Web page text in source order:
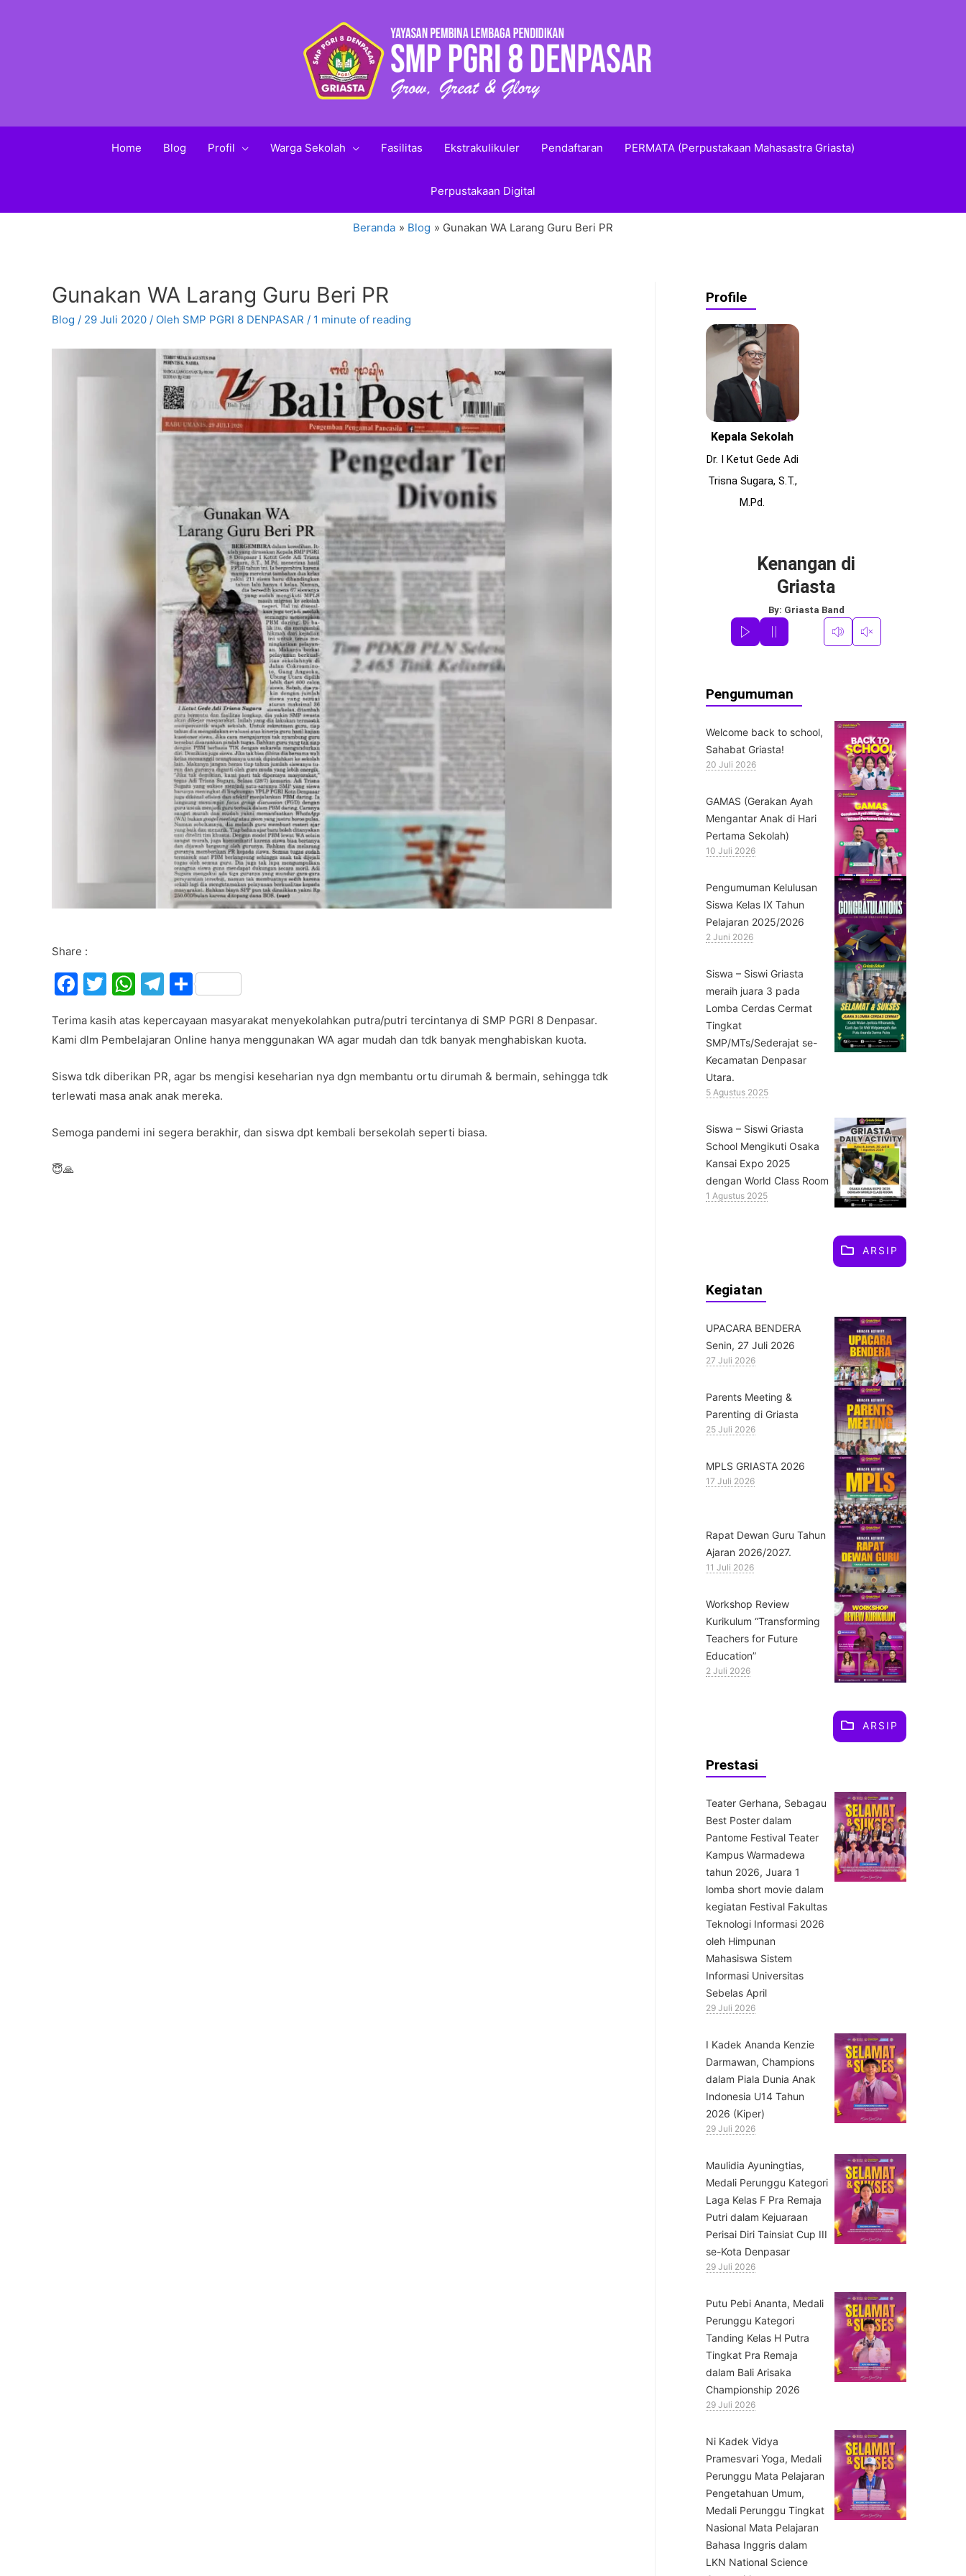
Home Blog Profil Warga Sekolah Fasilitas Ekstrakulikuler Pendaftaran PERMATA (Perpustakaan Mahasastra Griasta)
Perpustakaan Digital
Beranda Blog Gunakan WA Larang Guru Beri PR
Gunakan WA Larang Guru Beri PR
Blog / 29 Juli 2020 / Oleh SMP PGRI 8 DENPASAR / 1 minute of reading
Share :
F
c
e
b
o
k
T
itt
er
W
at
s
A
p
p
T
e
gr
a
m
S
ar
e
Terima kasih atas kepercayaan masyarakat menyekolahkan putra/putri tercintanya di SMP PGRI 8 Denpasar.
Kami dlm Pembelajaran Online hanya menggunakan WA agar mudah dan tdk banyak menghabiskan kuota.
Siswa tdk diberikan PR, agar bs mengisi keseharian nya dgn membantu ortu dirumah & bermain, sehingga tdk
terlewati masa anak anak mereka.
Semoga pandemi ini segera berakhir, dan siswa dpt kembali bersekolah seperti biasa.
😇🙏
Profile
Kepala Sekolah
Dr. I Ketut Gede Adi
Trisna Sugara, S.T.,
M.Pd.
Kenangan di
Griasta
By: Griasta Band
Pengumuman
Welcome back to school,
Sahabat Griasta!
20 Juli 2026
GAMAS (Gerakan Ayah
Mengantar Anak di Hari
Pertama Sekolah)
10 Juli 2026
Pengumuman Kelulusan
Siswa Kelas IX Tahun
Pelajaran 2025/2026
2 Juni 2026
Siswa – Siswi Griasta
meraih juara 3 pada
Lomba Cerdas Cermat
Tingkat
SMP/MTs/Sederajat se-
Kecamatan Denpasar
Utara.
5 Agustus 2025
Siswa – Siswi Griasta
School Mengikuti Osaka
Kansai Expo 2025
dengan World Class Room
1 Agustus 2025
ARSIP
Kegiatan
UPACARA BENDERA
Senin, 27 Juli 2026
27 Juli 2026
Parents Meeting &
Parenting di Griasta
25 Juli 2026
MPLS GRIASTA 2026
17 Juli 2026
Rapat Dewan Guru Tahun
Ajaran 2026/2027.
11 Juli 2026
Workshop Review
Kurikulum “Transforming
Teachers for Future
Education”
2 Juli 2026
ARSIP
Prestasi
Teater Gerhana, Sebagau
Best Poster dalam
Pantome Festival Teater
Kampus Warmadewa
tahun 2026, Juara 1
lomba short movie dalam
kegiatan Festival Fakultas
Teknologi Informasi 2026
oleh Himpunan
Mahasiswa Sistem
Informasi Universitas
Sebelas April
29 Juli 2026
⁠I Kadek Ananda Kenzie
Darmawan, Champions
dalam Piala Dunia Anak
Indonesia U14 Tahun
2026 (Kiper)
29 Juli 2026
⁠Maulidia Ayuningtias,
Medali Perunggu Kategori
Laga Kelas F Pra Remaja
Putri dalam Kejuaraan
Perisai Diri Tainsiat Cup III
se-Kota Denpasar
29 Juli 2026
Putu Pebi Ananta, Medali
Perunggu Kategori
Tanding Kelas H Putra
Tingkat Pra Remaja
dalam Bali Arisaka
Championship 2026
29 Juli 2026
⁠Ni Kadek Vidya
Pramesvari Yoga, Medali
Perunggu Mata Pelajaran
Pengetahuan Umum,
Medali Perunggu Tingkat
Nasional Mata Pelajaran
Bahasa Inggris dalam
LKN National Science